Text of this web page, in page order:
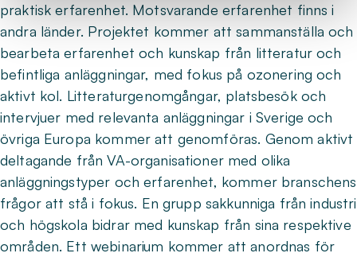
praktisk erfarenhet. Motsvarande erfarenhet finns i
andra länder. Projektet kommer att sammanställa och
bearbeta erfarenhet och kunskap från litteratur och
befintliga anläggningar, med fokus på ozonering och
aktivt kol. Litteraturgenomgångar, platsbesök och
intervjuer med relevanta anläggningar i Sverige och
övriga Europa kommer att genomföras. Genom aktivt
deltagande från VA-organisationer med olika
anläggningstyper och erfarenhet, kommer branschens
frågor att stå i fokus. En grupp sakkunniga från industri
och högskola bidrar med kunskap från sina respektive
områden. Ett webinarium kommer att anordnas för